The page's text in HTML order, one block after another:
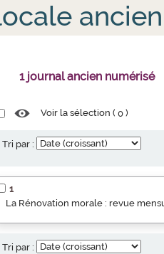
1 journal ancien numérisé
Voir la sélection (0 )
Tri par :
1
La Rénovation morale : revue
Tri par :